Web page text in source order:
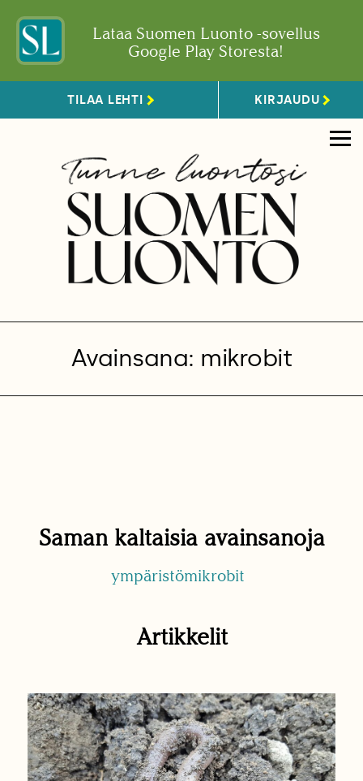
Lataa Suomen Luonto -sovellus
Google Play Storesta!
TILAA LEHTI KIRJAUDU
Avainsana: mikrobit
Saman kaltaisia avainsanoja
ympäristömikrobit
Artikkelit